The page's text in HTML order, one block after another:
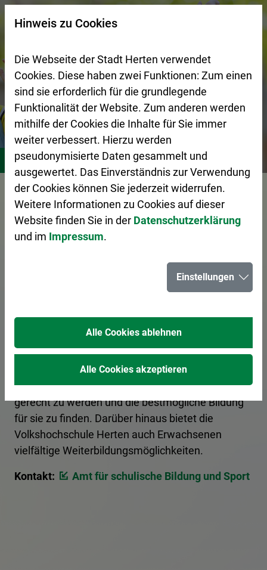
Zur Startseite (Schnelltaste 0)
Zum Seitenanfang springen (Schnelltaste A)
Zur Navigation/Menü springen (Schnelltaste M)
Zur Suche springen (Schnelltaste 8)
Zum Inhalt springen (Schnelltaste I)
Zum Fußbereich springen (Schnelltaste Z)
Stadtleben Bildung
Vorlesen
Schulen in Herten
Bürgerinnen und Bürger optimal auf ihre Zukunft
vor. Eltern haben die Möglichkeit, sich über die
verschiedenen Schulformen von Grundschulen bis
zu weiterführenden Schulen zu informieren, um
den individuellen Bedürfnissen ihrer Kinder
gerecht zu werden und die bestmögliche Bildung
für sie zu finden. Darüber hinaus bietet die
Volkshochschule Herten auch Erwachsenen
vielfältige Weiterbildungsmöglichkeiten.
Kontakt: Amt für schulische Bildung und Sport
Suchseite mit Schnellsuche
Hinweis zu Cookies
Die Webseite der Stadt Herten verwendet
Cookies. Diese haben zwei Funktionen: Zum einen
sind sie erforderlich für die grundlegende
Funktionalität der Website. Zum anderen werden
mithilfe der Cookies die Inhalte für Sie immer
weiter verbessert. Hierzu werden
pseudonymisierte Daten gesammelt und
ausgewertet. Das Einverständnis zur Verwendung
der Cookies können Sie jederzeit widerrufen.
Weitere Informationen zu Cookies auf dieser
Website finden Sie in der Datenschutzerklärung
und im Impressum.
Einstellungen
Alle Cookies ablehnen
Alle Cookies akzeptieren